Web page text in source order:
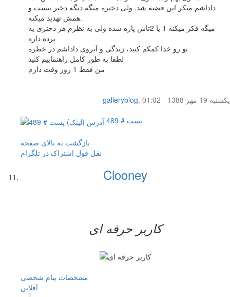
داداشم منکر این قضیه شد. ولی دختره میگه دیگه دختر نیست و
همش تهدید میکنه.
میگه فکر میکنه 1 یا 2تاش پاره شده ولی به نظرم هر دختری یه
پرده داره
تو رو خدا کمکم کنید، زندگی و آبروی داداشم در خطره
لطفا به طور کامل راهنماییم کنید
من فقط 1 روز وقت دارم
galleryblog,
یکشنبه 19 مهر 1388 - 01:02
پست # 489
بازگشت به بالای صفحه
نقل قول اشتراک در تلگرام
Clooney
کاربر حرفه ای
مشخصات پیام شخصی
آفلاين